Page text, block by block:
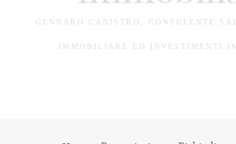
GENNARO CANISTRO, CONSULENTE
IMMOBILIARE ED INVESTIMENTI